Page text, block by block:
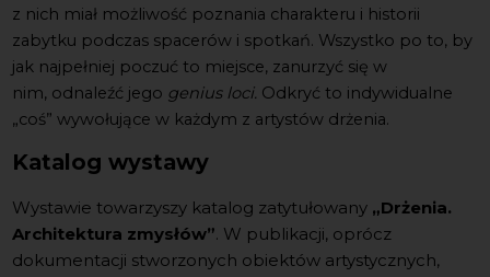
z nich miał możliwość poznania charakteru i historii
zabytku podczas spacerów i spotkań. Wszystko po to, by
jak najpełniej poczuć to miejsce, zanurzyć się w
nim, odnaleźć jego genius loci. Odkryć to indywidualne
„coś” wywołujące w każdym z artystów drżenia.
Katalog wystawy
Wystawie towarzyszy katalog zatytułowany „Drżenia.
Architektura zmysłów”. W publikacji, oprócz
dokumentacji stworzonych obiektów artystycznych,